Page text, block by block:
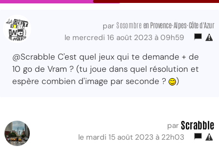
parSosombre en Provence-Alpes-Côte d'Azur
le mercredi 16 août 2023 à 09h59
@Scrabble C'est quel jeux qui te demande + de
10 go de Vram ? (tu joue dans quel résolution et
espère combien d'image par seconde ?
)
par Scrabble
le mardi 15 août 2023 à 22h03